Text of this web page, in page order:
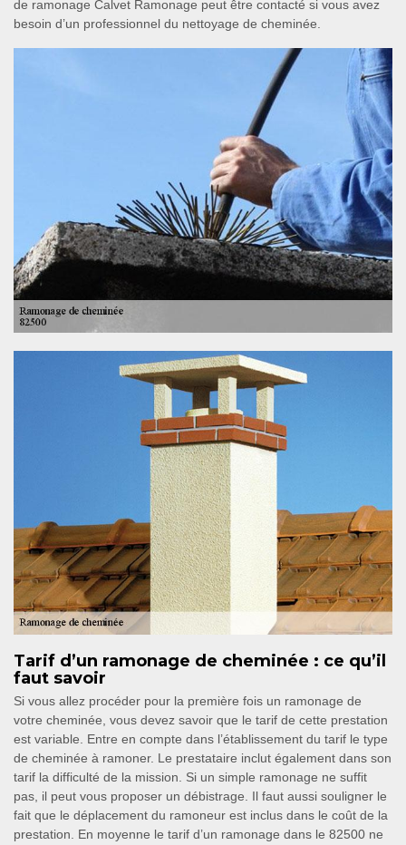
de ramonage Calvet Ramonage peut être contacté si vous avez
besoin d’un professionnel du nettoyage de cheminée.
Tarif d’un ramonage de cheminée : ce qu’il
faut savoir
Si vous allez procéder pour la première fois un ramonage de
votre cheminée, vous devez savoir que le tarif de cette prestation
est variable. Entre en compte dans l’établissement du tarif le type
de cheminée à ramoner. Le prestataire inclut également dans son
tarif la difficulté de la mission. Si un simple ramonage ne suffit
pas, il peut vous proposer un débistrage. Il faut aussi souligner le
fait que le déplacement du ramoneur est inclus dans le coût de la
prestation. En moyenne le tarif d’un ramonage dans le 82500 ne